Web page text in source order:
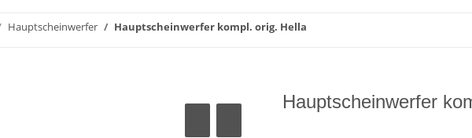
Hauptscheinwerfer Hauptscheinwerfer kompl. orig. Hella
Hauptscheinwerfer